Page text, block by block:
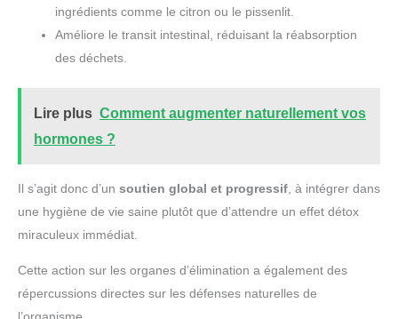
ingrédients comme le citron ou le pissenlit.
Améliore le transit intestinal, réduisant la réabsorption
des déchets.
Lire plus Comment augmenter naturellement vos
hormones ?
Il s’agit donc d’un soutien global et progressif , à intégrer dans
une hygiène de vie saine plutôt que d’attendre un effet détox
miraculeux immédiat.
Cette action sur les organes d’élimination a également des
répercussions directes sur les défenses naturelles de